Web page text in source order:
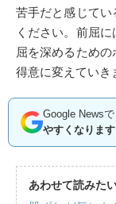
苦手だと感じてい
ください。前屈
屈を深めるため
得意に変えていき
Google News
やすくなります
あわせて読みた